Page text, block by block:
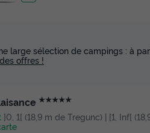
★★★★★
]0, 1[ (18,9 m de Tregunc) | [1, Inf[
large sélection de campings : à
offres !